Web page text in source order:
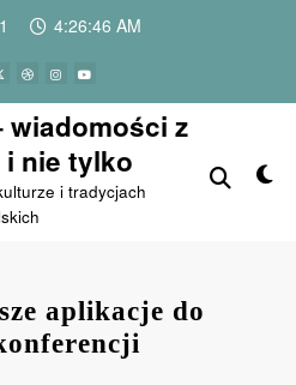
4:26:46 AM
wiadomości z
nie tylko
i tradycjach
aplikacje do